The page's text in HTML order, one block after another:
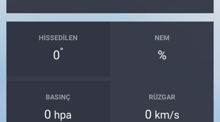
HISSEDILEN
0°
NEM
%
BASINÇ
0 hpa
RÜZGAR
0 km/s